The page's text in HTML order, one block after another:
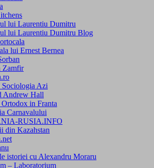
lui Laurentiu Dumitru
lui Laurentiu Dumitru Blog
lui Ernest Bernea
Zamfir
Sociologia Azi
Andrew Hall
in Franta
Carnavalului
RUSIA.INFO
din Kazahstan
istoriei cu Alexandru Moraru
– Laboratorium